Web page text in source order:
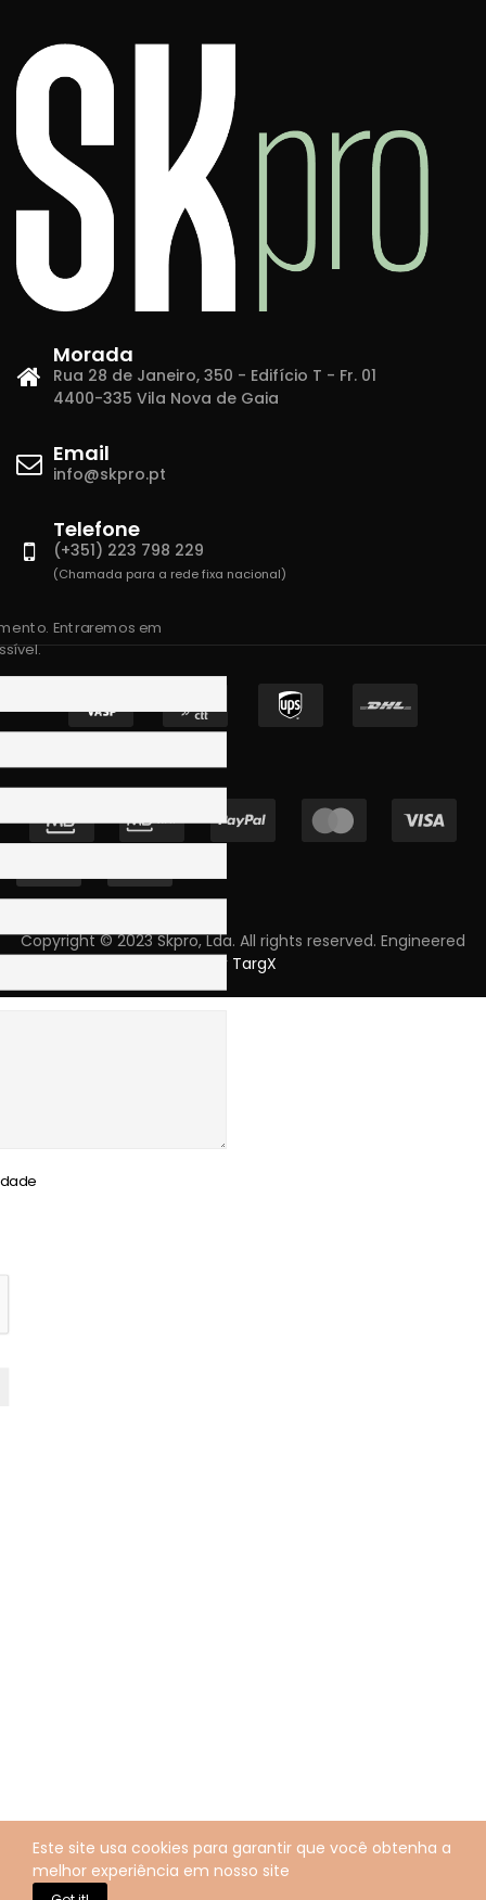
Morada
Rua 28 de Janeiro, 350 - Edifício T - Fr. 01
4400-335 Vila Nova de Gaia
Email
info@skpro.pt
Telefone
(+351) 223 798 229
(Chamada para a rede fixa nacional)
Copyright © 2023 Skpro, Lda. All rights reserved. Engineered
by TargX
Entraremos em
Este site usa cookies para garantir que você obtenha a
melhor experiência em nosso site